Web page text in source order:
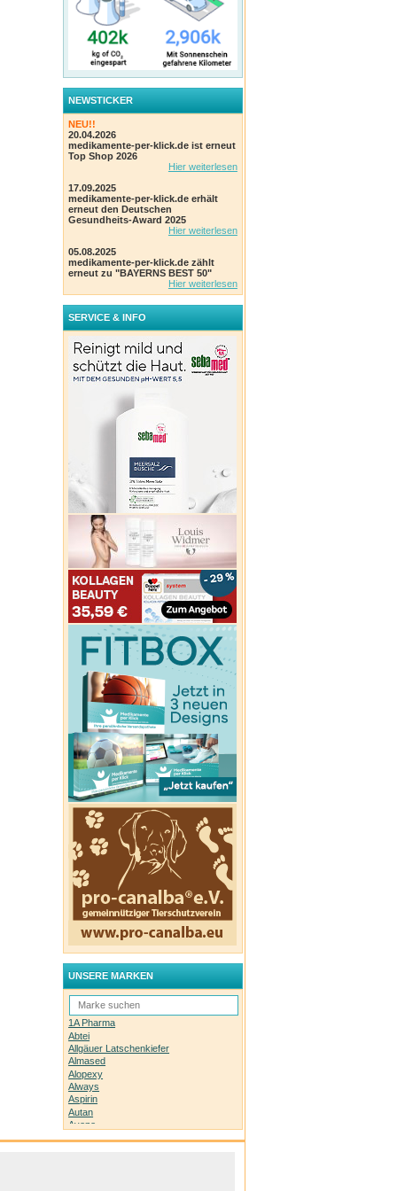
NEWSTICKER
NEU!!
20.04.2026
medikamente-per-klick.de ist erneut
Top Shop 2026
Hier weiterlesen
17.09.2025
medikamente-per-klick.de erhält
erneut den Deutschen
Gesundheits-Award 2025
Hier weiterlesen
05.08.2025
medikamente-per-klick.de zählt
erneut zu "BAYERNS BEST 50"
Hier weiterlesen
SERVICE & INFO
UNSERE MARKEN
1A Pharma
Abtei
Allgäuer Latschenkiefer
Almased
Alopexy
Always
Aspirin
Autan
Avene
Bachblüten-Orginal